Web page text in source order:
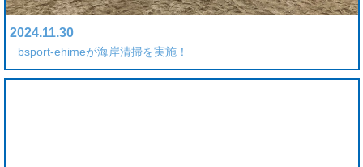
2024.11.30
bsport-ehimeが海岸清掃を実施！